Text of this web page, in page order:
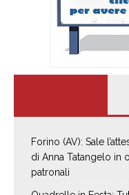
Forino (AV): Sale
di Anna Tatangelo in
patronali